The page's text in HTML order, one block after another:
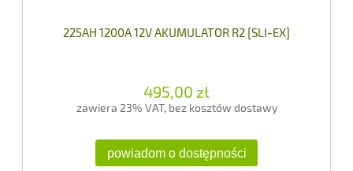
225AH 1200A 12V AKUMULATOR R2 [SLI-EX]
495,00 zł
zawiera 23% VAT, bez kosztów dostawy
powiadom o dostępności